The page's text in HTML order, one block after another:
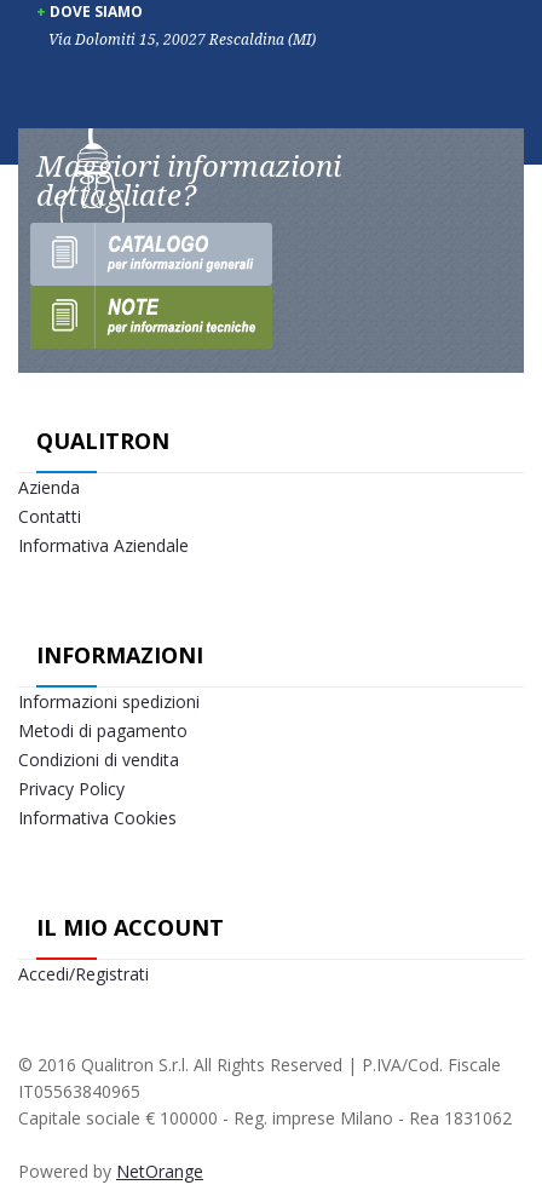
DOVE SIAMO
Via Dolomiti 15, 20027 Rescaldina (MI)
Maggiori informazioni
dettagliate?
QUALITRON
Azienda
Contatti
Informativa Aziendale
INFORMAZIONI
Informazioni spedizioni
Metodi di pagamento
Condizioni di vendita
Privacy Policy
Informativa Cookies
IL MIO ACCOUNT
Accedi/Registrati
© 2016 Qualitron S.r.l. All Rights Reserved | P.IVA/Cod. Fiscale
IT05563840965
Capitale sociale € 100000 - Reg. imprese Milano - Rea 1831062
Powered by NetOrange